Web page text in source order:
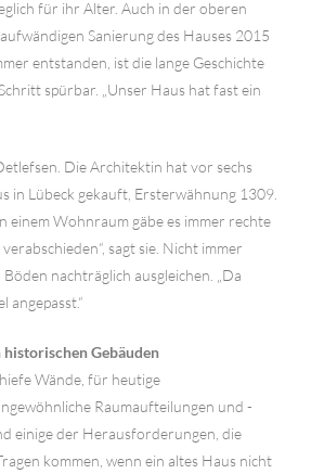
für ihr Alter. Auch in der oberen
Sanierung des Hauses 2015
entstanden, ist die lange Geschichte
spürbar. „Unser Haus hat fast ein
Die Architektin hat vor sechs
in Lübeck gekauft, Ersterwähnung 1309.
einem Wohnraum gäbe es immer rechte
sagt sie. Nicht immer
nachträglich ausgleichen. „Da
angepasst.“
Gebäuden
Wände, für heutige
Raumaufteilungen und -
einige der Herausforderungen, die
kommen, wenn ein altes Haus nicht